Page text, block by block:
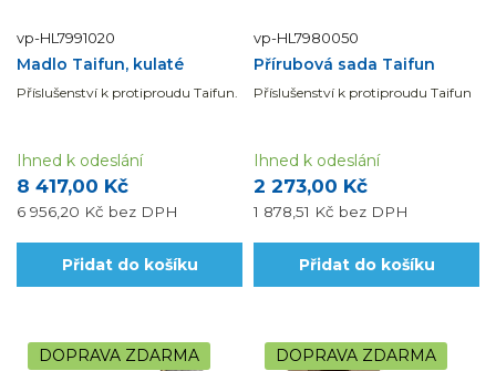
vp-HL7991020
Madlo Taifun, kulaté
Příslušenství k protiproudu Taifun.
8 417,00 Kč
6 956,20 Kč bez DPH
Ihned k odeslání
Přidat do košíku
vp-HL7980050
Přírubová sada Taifun
Příslušenství k protiproudu Taifun
2 273,00 Kč
1 878,51 Kč bez DPH
Ihned k odeslání
Přidat do košíku
DOPRAVA ZDARMA DOPRAVA ZDARMA